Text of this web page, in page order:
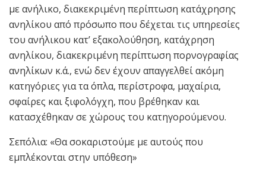
με ανήλικο, διακεκριμένη περίπτωση κατάχρησης
ανηλίκου από πρόσωπο που δέχεται τις υπηρεσίες
του ανήλικου κατ’ εξακολούθηση, κατάχρηση
ανηλίκου, διακεκριμένη περίπτωση πορνογραφίας
ανηλίκων κ.ά., ενώ δεν έχουν απαγγελθεί ακόμη
κατηγόριες για τα όπλα, περίστροφα, μαχαίρια,
σφαίρες και ξιφολόγχη, που βρέθηκαν και
κατασχέθηκαν σε χώρους του κατηγορούμενου.
Σεπόλια: «Θα σοκαριστούμε με αυτούς που
εμπλέκονται στην υπόθεση»